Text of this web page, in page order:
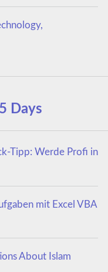
Days
Tipp: Werde Profi in
mit Excel VBA
About Islam